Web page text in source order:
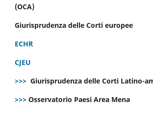
(OCA)
Giurisprudenza delle Corti europee
ECHR
CJEU
>>> Giurisprudenza delle Corti Latino-
>>> Osservatorio Paesi Area Mena